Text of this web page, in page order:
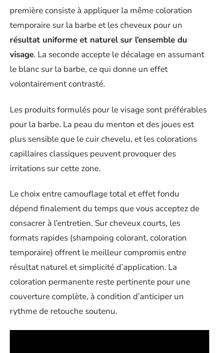
première consiste à appliquer la même coloration
temporaire sur la barbe et les cheveux pour un
résultat uniforme et naturel sur l’ensemble du
visage. La seconde accepte le décalage en assumant
le blanc sur la barbe, ce qui donne un effet
volontairement contrasté.
Les produits formulés pour le visage sont préférables
pour la barbe. La peau du menton et des joues est
plus sensible que le cuir chevelu, et les colorations
capillaires classiques peuvent provoquer des
irritations sur cette zone.
Le choix entre camouflage total et effet fondu
dépend finalement du temps que vous acceptez de
consacrer à l’entretien. Sur cheveux courts, les
formats rapides (shampoing colorant, coloration
temporaire) offrent le meilleur compromis entre
résultat naturel et simplicité d’application. La
coloration permanente reste pertinente pour une
couverture complète, à condition d’anticiper un
rythme de retouche soutenu.